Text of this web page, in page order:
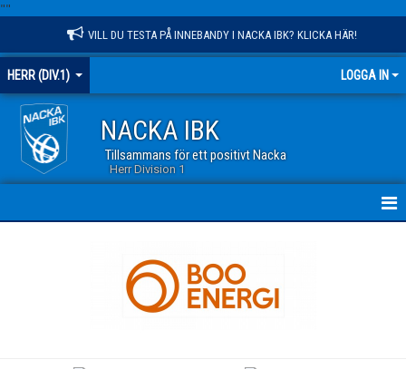
""
VILL DU TESTA PÅ INNEBANDY I NACKA IBK? KLICKA HÄR!
HERR (DIV.1) LOGGA IN
NACKA IBK
Tillsammans för ett positivt Nacka
Herr Division 1